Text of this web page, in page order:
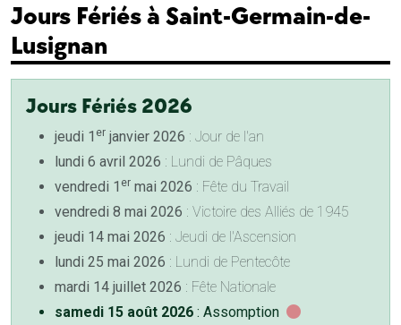
Jours Fériés à Saint-Germain-de-
Lusignan
Jours Fériés 2026
jeudi 1 er janvier 2026 : Jour de l'an
lundi 6 avril 2026 : Lundi de Pâques
vendredi 1 er mai 2026 : Fête du Travail
vendredi 8 mai 2026 : Victoire des Alliés de 1945
jeudi 14 mai 2026 : Jeudi de l'Ascension
lundi 25 mai 2026 : Lundi de Pentecôte
mardi 14 juillet 2026 : Fête Nationale
samedi 15 août 2026 : Assomption